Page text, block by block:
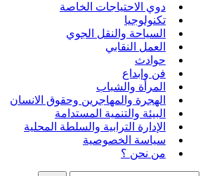
دوي الاحتياجات الخاصة
تكنولوجيا
السياحة والنقل الجوي
العمل النقابي
حوادث
فن وإبداع
المرأة والشباب
الهجرة والمهاجرين وحقوق الانسان
البيئة والتنمية المستدامة
الإدارة الترابية والسلطة المحلية
سياسة الخصوصية
من نحن ؟